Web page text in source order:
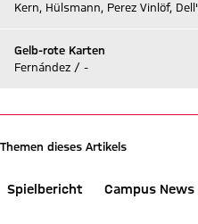
Kern, Hülsmann, Perez Vinlöf,
Gelb-rote Karten
Fernández / -
Themen dieses Artikels
Spielbericht Campus News